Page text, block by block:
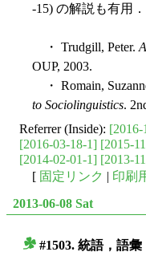
-15) の解説も有用．
・ Trudgill, Peter.
OUP, 2003.
・ Romain,
to Sociolinguistics.
Referrer (Inside): [2016-
[2016-03-18-1] [2015-
[2014-02-01-1] [2013-
[ 固定リンク | 印刷
2013-06-08 Sat
#1503. 統語，語